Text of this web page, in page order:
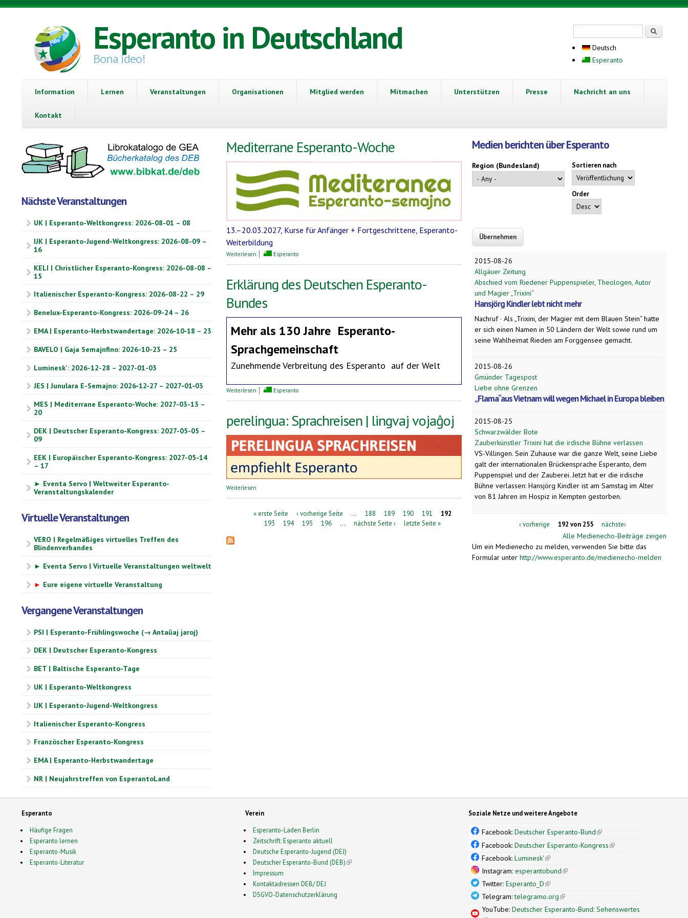
Direkt zum Inhalt
Esperanto in Deutschland
Bona ideo!
Deutsch
Esperanto
Information Lernen Veranstaltungen Organisationen Mitglied werden Mitmachen Unterstützen Presse Nachricht an uns
Kontakt
Nächste Veranstaltungen
UK | Esperanto-Weltkongress: 2026-08-01 – 08
IJK | Esperanto-Jugend-Weltkongress: 2026-08-09 –
16
KELI | Christlicher Esperanto-Kongress: 2026-08-08 –
15
Italienischer Esperanto-Kongress: 2026-08-22 – 29
Benelux-Esperanto-Kongress: 2026-09-24 – 26
EMA | Esperanto-Herbstwandertage: 2026‑10‑18 – 23
BAVELO | Gaja Semajnfino: 2026-10-23 – 25
Luminesk': 2026-12-28 – 2027-01-03
JES | Junulara E-Semajno: 2026‑12‑27 – 2027‑01‑03
MES | Mediterrane Esperanto-Woche: 2027-03-13 –
20
DEK | Deutscher Esperanto-Kongress: 2027-05-05 –
09
EEK | Europäischer Esperanto-Kongress: 2027-05-14
– 17
► Eventa Servo | Weltweiter Esperanto-
Veranstaltungskalender
Virtuelle Veranstaltungen
VERO | Regelmäßiges virtuelles Treffen des
Blindenverbandes
► Eventa Servo | Virtuelle Veranstaltungen weltwelt
► Eure eigene virtuelle Veranstaltung
Vergangene Veranstaltungen
PSI | Esperanto-Frühlingswoche (→ Antaŭaj jaroj)
DEK | Deutscher Esperanto-Kongress
BET | Baltische Esperanto-Tage
UK | Esperanto-Weltkongress
IJK | Esperanto-Jugend-Weltkongress
Italienischer Esperanto-Kongress
Französcher Esperanto-Kongress
EMA | Esperanto-Herbstwandertage
NR | Neujahrstreffen von EsperantoLand
Mediterrane Esperanto-Woche
13.–20.03.2027, Kurse für Anfänger + Fortgeschrittene, Esperanto-
Weiterbildung
Weiterlesen über Mediterrane Esperanto-Woche
Esperanto
Erklärung des Deutschen Esperanto-
Bundes
Mehr als 130 Jahre Esperanto-
Sprachgemeinschaft
Zunehmende Verbreitung des Esperanto auf der Welt
Weiterlesen über Erklärung des Deutschen Esperanto-Bundes
Esperanto
perelingua: Sprachreisen | lingvaj vojaĝoj
Weiterlesen
Seiten« erste Seite ‹ vorherige Seite … 188 189 190 191
192
193
194 195 196 … nächste Seite › letzte Seite »
Medien berichten über Esperanto
Region (Bundesland) Sortieren nach
Order
2015-08-26
Allgäuer Zeitung
Abschied vom Riedener Puppenspieler, Theologen, Autor
und Magier „Trixini“
Hansjörg Kindler lebt nicht mehr
Nachruf · Als „Trixini, der Magier mit dem Blauen Stein“ hatte
er sich einen Namen in 50 Ländern der Welt sowie rund um
seine Wahlheimat Rieden am Forggensee gemacht.
2015-08-26
Gmünder Tagespost
Liebe ohne Grenzen
„Flama“aus Vietnam will wegen Michael in Europa bleiben
2015-08-25
Schwarzwälder Bote
Zauberkünstler Trixini hat die irdische Bühne verlassen
VS-Villingen. Sein Zuhause war die ganze Welt, seine Liebe
galt der internationalen Brückensprache Esperanto, dem
Puppenspiel und der Zauberei. Jetzt hat er die irdische
Bühne verlassen: Hansjörg Kindler ist am Samstag im Alter
von 81 Jahren im Hospiz in Kempten gestorben.
‹ vorherige 192 von 255 nächste›
Alle Medienecho-Beiträge zeigen
Um ein Medienecho zu melden, verwenden Sie bitte das
Formular unter http://www.esperanto.de/medienecho-melden
Esperanto
Häufige Fragen
Esperanto lernen
Esperanto-Musik
Esperanto-Literatur
Verein
Esperanto-Laden Berlin
Zeitschrift: Esperanto aktuell
Deutsche Esperanto-Jugend (DEJ)
Deutscher Esperanto-Bund (DEB)(link is external)
Impressum
Kontaktadressen DEB/ DEJ
DSGVO-Datenschutzerklärung
Soziale Netze und weitere Angebote
Facebook:Deutscher Esperanto-Bund(link is external)
Facebook:Deutscher Esperanto-Kongress(link is external)
Facebook:Luminesk'(link is external)
Instagram:esperantobund(link is external)
Twitter:Esperanto_D(link is external)
Telegram:telegramo.org(link is external)
YouTube:Deutscher Esperanto-Bund: Sehenswertes